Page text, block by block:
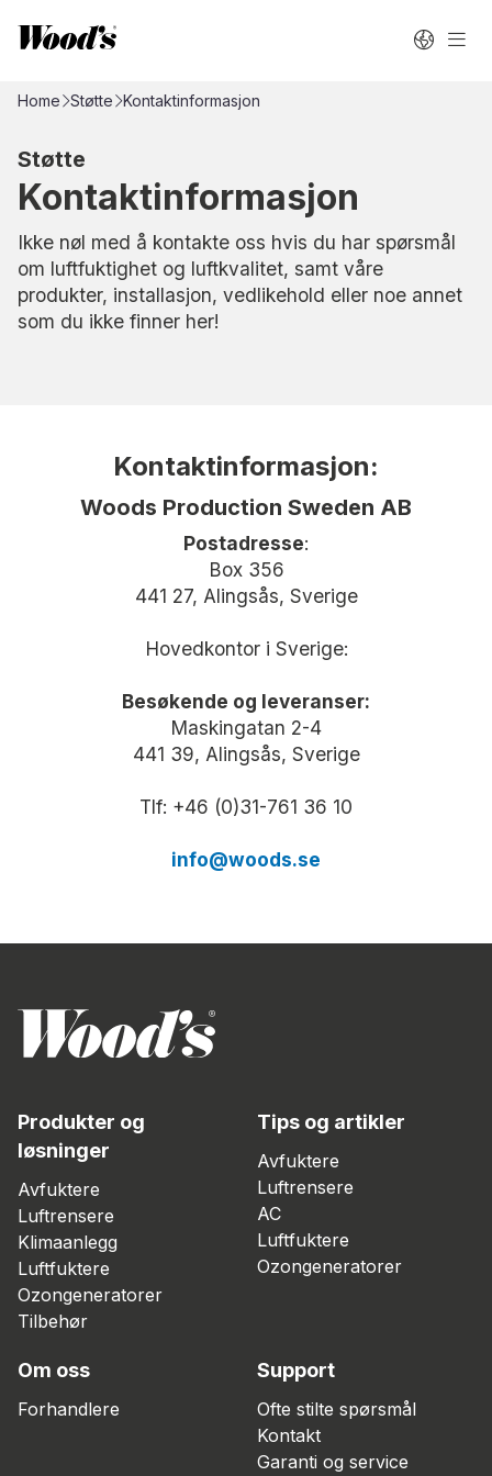
Home Støtte Kontaktinformasjon
Støtte
Kontaktinformasjon
Ikke nøl med å kontakte oss hvis du har spørsmål
om luftfuktighet og luftkvalitet, samt våre
produkter, installasjon, vedlikehold eller noe annet
som du ikke finner her!
Kontaktinformasjon:
Woods Production Sweden AB
Postadresse:
Box 356
441 27, Alingsås, Sverige
Hovedkontor i Sverige:
Besøkende og leveranser:
Maskingatan 2-4
441 39, Alingsås, Sverige
Tlf: +46 (0)31-761 36 10
info@woods.se
Produkter og
løsninger
Avfuktere
Luftrensere
Klimaanlegg
Luftfuktere
Ozongeneratorer
Tilbehør
Tips og artikler
Avfuktere
Luftrensere
AC
Luftfuktere
Ozongeneratorer
Om oss
Forhandlere
Support
Ofte stilte spørsmål
Kontakt
Garanti og service